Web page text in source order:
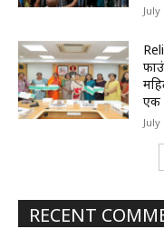
July
एक
July
RECENT